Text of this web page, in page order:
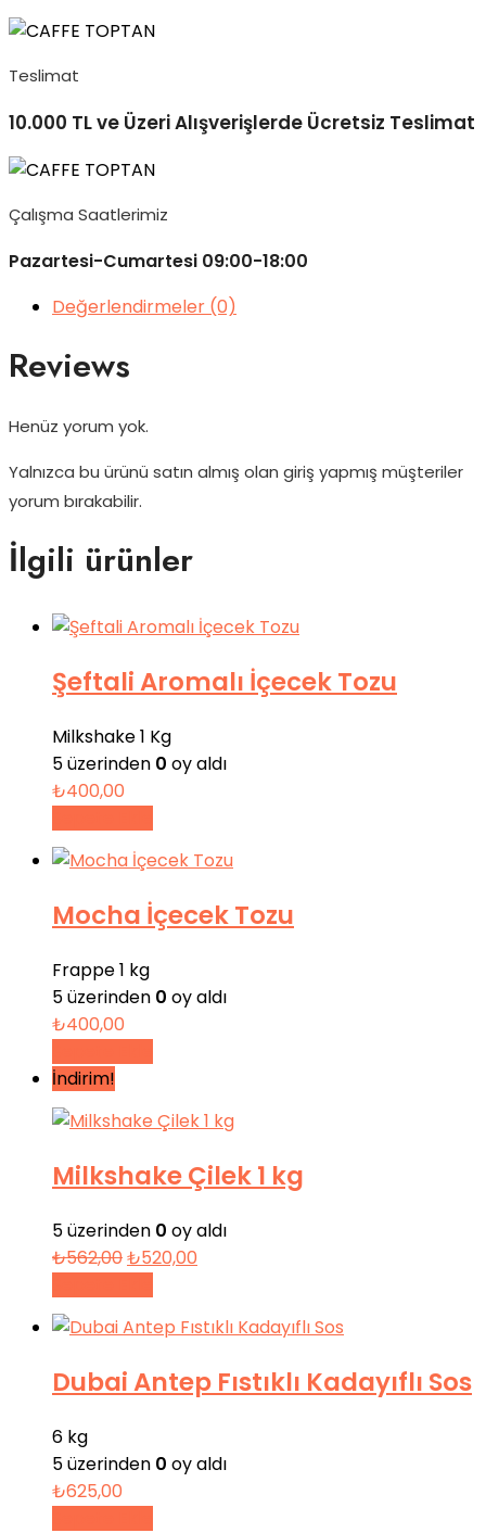
Teslimat
10.000 TL ve Üzeri Alışverişlerde Ücretsiz Teslimat
Çalışma Saatlerimiz
Pazartesi-Cumartesi 09:00-18:00
Değerlendirmeler (0)
Reviews
Henüz yorum yok.
Yalnızca bu ürünü satın almış olan giriş yapmış müşteriler
yorum bırakabilir.
İlgili ürünler
Şeftali Aromalı İçecek Tozu
Milkshake 1 Kg
5 üzerinden 0 oy aldı
₺400,00
Mocha İçecek Tozu
Frappe 1 kg
5 üzerinden 0 oy aldı
₺400,00
İndirim!
Milkshake Çilek 1 kg
5 üzerinden 0 oy aldı
₺562,00Orijinal
₺520,00
₺520,00.
Dubai Antep Fıstıklı Kadayıflı Sos
6 kg
5 üzerinden 0 oy aldı
₺625,00